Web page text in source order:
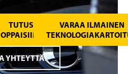
TUTUSTU
OPPAISIIMME
VARAA ILMAINEN
YHTEYTTÄ!